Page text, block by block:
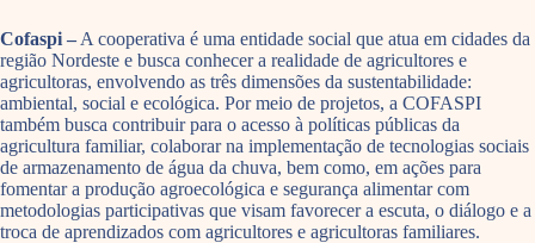
Cofaspi – A cooperativa é uma entidade social que atua em cidades da
região Nordeste e busca conhecer a realidade de agricultores e
agricultoras, envolvendo as três dimensões da sustentabilidade:
ambiental, social e ecológica. Por meio de projetos, a COFASPI
também busca contribuir para o acesso à políticas públicas da
agricultura familiar, colaborar na implementação de tecnologias sociais
de armazenamento de água da chuva, bem como, em ações para
fomentar a produção agroecológica e segurança alimentar com
metodologias participativas que visam favorecer a escuta, o diálogo e a
troca de aprendizados com agricultores e agricultoras familiares.